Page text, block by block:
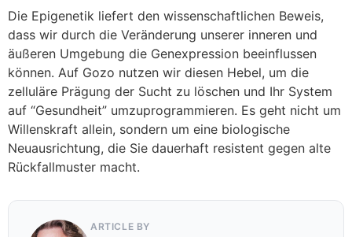
Die Epigenetik liefert den wissenschaftlichen Beweis,
dass wir durch die Veränderung unserer inneren und
äußeren Umgebung die Genexpression beeinflussen
können. Auf Gozo nutzen wir diesen Hebel, um die
zelluläre Prägung der Sucht zu löschen und Ihr System
auf “Gesundheit” umzuprogrammieren. Es geht nicht um
Willenskraft allein, sondern um eine biologische
Neuausrichtung, die Sie dauerhaft resistent gegen alte
Rückfallmuster macht.
ARTICLE BY